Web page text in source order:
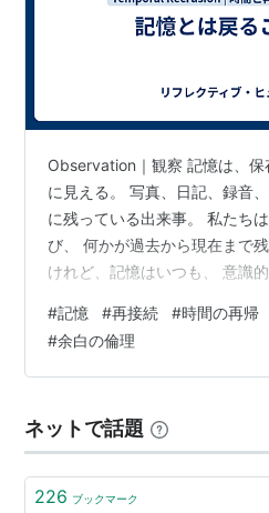
Observation｜観察 記憶は、保
に見える。 写真、日記、録音
に残っている出来事。 私たち
び、 何かが過去から現在まで
けれど、記憶はいつも、 意識
に触れたとき。 誰かの声の調
たとき。 忘れていたはずの言
くるとき。 その瞬間、記憶は
は、過去そのものではなく、
に開く現象なの…
#記憶 #再接続 #時間の再帰
#余白の倫理
ネットで話題
226 ブックマーク